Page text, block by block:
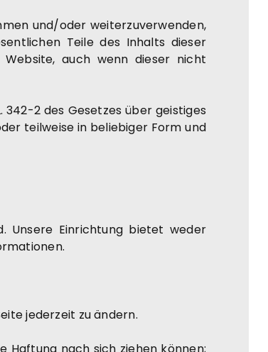
und/oder weiterzuverwenden,
Teile des Inhalts dieser
auch wenn dieser nicht
2 des Gesetzes über geistiges
teilweise in beliebiger Form und
Unsere Einrichtung bietet weder
jederzeit zu ändern.
Haftung nach sich ziehen können;